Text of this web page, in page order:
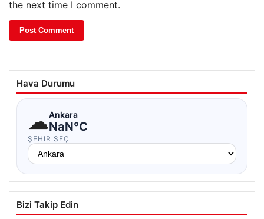
the next time I comment.
Hava Durumu
☁Ankara
NaN°C
ŞEHIR SEÇ
Bizi Takip Edin